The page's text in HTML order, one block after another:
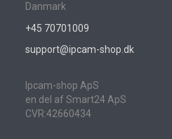
Danmark
+45 70701009
support@ipcam-shop.dk
Ipcam-shop ApS
en del af Smart24 ApS
CVR:42660434